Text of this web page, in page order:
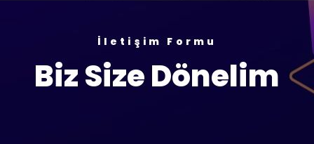
İletişim Formu
Biz Size Dönelim